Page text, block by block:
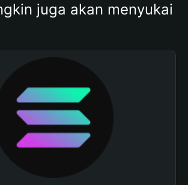
juga akan menyukai